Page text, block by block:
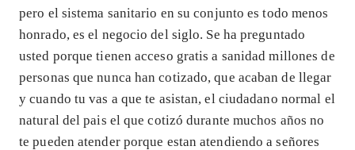
pero el sistema sanitario en su conjunto es todo menos
honrado, es el negocio del siglo. Se ha preguntado
usted porque tienen acceso gratis a sanidad millones de
personas que nunca han cotizado, que acaban de llegar
y cuando tu vas a que te asistan, el ciudadano normal el
natural del pais el que cotizó durante muchos años no
te pueden atender porque estan atendiendo a señores